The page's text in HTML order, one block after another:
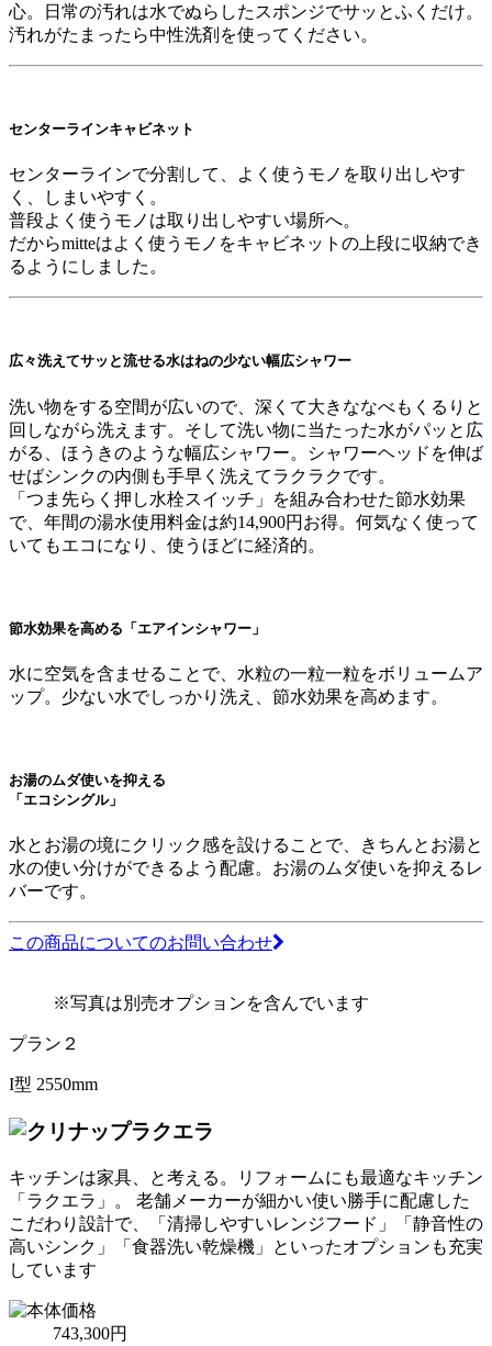
心。日常の汚れは水でぬらしたスポンジでサッとふくだけ。
汚れがたまったら中性洗剤を使ってください。
センターラインキャビネット
センターラインで分割して、よく使うモノを取り出しやす
く、しまいやすく。
普段よく使うモノは取り出しやすい場所へ。
だからmitteはよく使うモノをキャビネットの上段に収納でき
るようにしました。
広々洗えてサッと流せる水はねの少ない幅広シャワー
洗い物をする空間が広いので、深くて大きななべもくるりと
回しながら洗えます。そして洗い物に当たった水がパッと広
がる、ほうきのような幅広シャワー。シャワーヘッドを伸ば
せばシンクの内側も手早く洗えてラクラクです。
「つま先らく押し水栓スイッチ」を組み合わせた節水効果
で、年間の湯水使用料金は約14,900円お得。何気なく使って
いてもエコになり、使うほどに経済的。
節水効果を高める「エアインシャワー」
水に空気を含ませることで、水粒の一粒一粒をボリュームア
ップ。少ない水でしっかり洗え、節水効果を高めます。
お湯のムダ使いを抑える
「エコシングル」
水とお湯の境にクリック感を設けることで、きちんとお湯と
水の使い分けができるよう配慮。お湯のムダ使いを抑えるレ
バーです。
この商品についてのお問い合わせ
※写真は別売オプションを含んでいます
プラン２
I型 2550mm
ラクエラ
キッチンは家具、と考える。リフォームにも最適なキッチン
「ラクエラ」。 老舗メーカーが細かい使い勝手に配慮した
こだわり設計で、「清掃しやすいレンジフード」「静音性の
高いシンク」「食器洗い乾燥機」といったオプションも充実
しています
743,300円